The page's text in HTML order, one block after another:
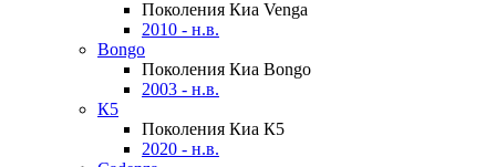
Поколения Киа Venga
2010 - н.в.
Bongo
Поколения Киа Bongo
2003 - н.в.
К5
Поколения Киа К5
2020 - н.в.